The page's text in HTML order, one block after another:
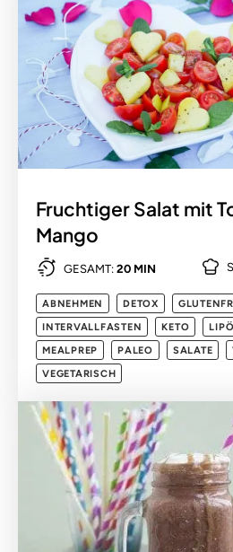
Fruchtiger Salat mit
Mango
GESAMT: 20 MIN
ABNEHMEN DETOX
INTERVALLFASTEN
KETO
MEALPREP
PALEO SALATE
VEGETARISCH